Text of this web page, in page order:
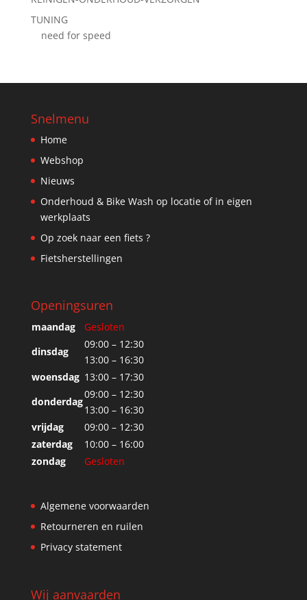
TUNING
need for speed
Snelmenu
Home
Webshop
Nieuws
Onderhoud & Bike Wash op locatie of in eigen
werkplaats
Op zoek naar een fiets ?
Fietsherstellingen
Openingsuren
maandag
Gesloten
dinsdag
09:00 – 12:30
13:00 – 16:30
woensdag 13:00 – 17:30
donderdag
09:00 – 12:30
13:00 – 16:30
vrijdag
09:00 – 12:30
zaterdag
10:00 – 16:00
zondag
Gesloten
Algemene voorwaarden
Retourneren en ruilen
Privacy statement
Wij aanvaarden